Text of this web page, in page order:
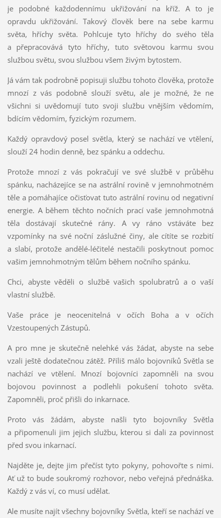
je podobné každodennímu ukřižování na kříž. A to je
opravdu ukřižování. Takový člověk bere na sebe karmu
světa, hříchy světa. Pohlcuje tyto hříchy do svého těla
a přepracovává tyto hříchy, tuto světovou karmu svou
službou světu, svou službou všem živým bytostem.
Já vám tak podrobně popisuji službu tohoto člověka, protože
mnozí z vás podobně slouží světu, ale je možné, že ne
všichni si uvědomují tuto svoji službu vnějším vědomím,
bdícím vědomím, fyzickým rozumem.
Každý opravdový posel světla, který se nachází ve vtělení,
slouží 24 hodin denně, bez spánku a oddechu.
Protože mnozí z vás pokračují ve své službě v průběhu
spánku, nacházejíce se na astrální rovině v jemnohmotném
těle a pomáhajíce očisťovat tuto astrální rovinu od negativní
energie. A během těchto nočních prací vaše jemnohmotná
těla dostávají skutečné rány. A vy ráno vstáváte bez
vzpomínky na své noční záslužné činy, ale cítíte se rozbití
a slabí, protože andělé-léčitelé nestačili poskytnout pomoc
vašim jemnohmotným tělům během nočního spánku.
Chci, abyste věděli o službě vašich spolubratrů a o vaší
vlastní službě.
Vaše práce je neocenitelná v očích Boha a v očích
Vzestoupených Zástupů.
A pro mne je skutečně nelehké vás žádat, abyste na sebe
vzali ještě dodatečnou zátěž. Příliš málo bojovníků Světla se
nachází ve vtělení. Mnozí bojovníci zapomněli na svou
bojovou povinnost a podlehli pokušení tohoto světa.
Zapomněli, proč přišli do inkarnace.
Proto vás žádám, abyste našli tyto bojovníky Světla
a připomenuli jim jejich službu, kterou si dali za povinnost
před svou inkarnací.
Najděte je, dejte jim přečíst tyto pokyny, pohovořte s nimi.
Ať už to bude soukromý rozhovor, nebo veřejná přednáška.
Každý z vás ví, co musí udělat.
Ale musíte najít všechny bojovníky Světla, kteří se nachází ve